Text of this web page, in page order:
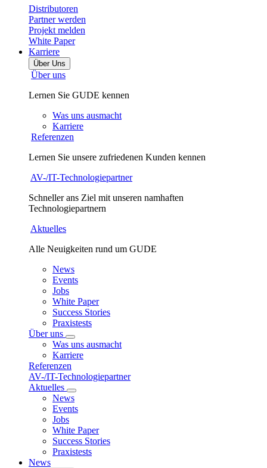
Distributoren
Partner werden
Projekt melden
White Paper
Karriere
Über Uns
Über uns
Lernen Sie GUDE kennen
Was uns ausmacht
Karriere
Referenzen
Lernen Sie unsere zufriedenen Kunden kennen
AV-/IT-Technologiepartner
Schneller ans Ziel mit unseren namhaften
Technologiepartnern
Aktuelles
Alle Neuigkeiten rund um GUDE
News
Events
Jobs
White Paper
Success Stories
Praxistests
Über uns
Was uns ausmacht
Karriere
Referenzen
AV-/IT-Technologiepartner
Aktuelles
News
Events
Jobs
White Paper
Success Stories
Praxistests
News